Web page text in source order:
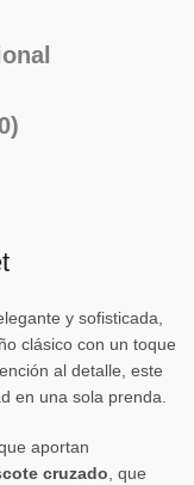
y sofisticada,
clásico con un toque
al detalle, este
en una sola prenda.
aportan
cruzado, que